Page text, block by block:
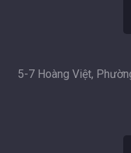
5-7 Hoàng Việt,